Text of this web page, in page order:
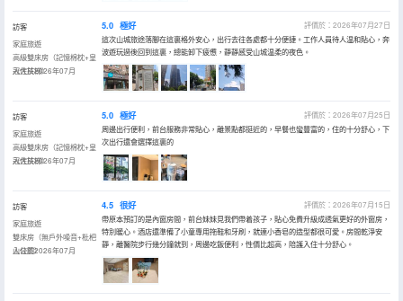
訪客
家庭旅遊
高級雙床房（記憶棉枕+皇
冠大扶梯）
入住於2026年07月
5.0 極好
評價於：2026年07月27日
這次山城旅途落腳在這裏格外安心，出行去往各處都十分便捷。工作人員待人温和貼心，奔
波遊玩過後回到這裏，總能卸下疲憊，靜靜感受山城温柔的夜色。
訪客
家庭旅遊
高級雙床房（記憶棉枕+皇
冠大扶梯）
入住於2026年07月
5.0 極好
評價於：2026年07月25日
周邊出行便利，前台服務非常貼心，離景點都挺近的，早餐也蠻豐富的，住的十分舒心，下
次出行還會選擇這裏的
訪客
家庭旅遊
雙床房（無戶外噪音+枇杷
山公園）
入住於2026年07月
4.5 很好
評價於：2026年07月15日
帶原本預訂的是內窗房間，前台妹妹見我們帶着孩子，貼心免費升級成透氣更好的外窗房，
特別暖心。酒店還準備了小童專用拖鞋和牙刷，就連小香皂的造型都很可愛。房間乾淨安
靜，離醫院步行幾分鐘就到，周邊吃飯便利，性價比超高，陪護入住十分舒心。